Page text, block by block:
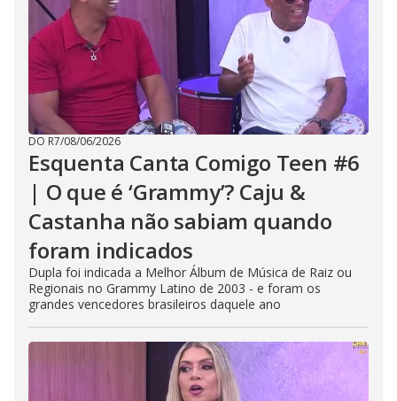
DO R7/08/06/2026
Esquenta Canta Comigo Teen #6
| O que é ‘Grammy’? Caju &
Castanha não sabiam quando
foram indicados
Dupla foi indicada a Melhor Álbum de Música de Raiz ou
Regionais no Grammy Latino de 2003 - e foram os
grandes vencedores brasileiros daquele ano